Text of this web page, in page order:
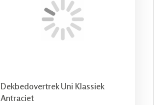
Dekbedovertrek Uni Klassiek
Antraciet